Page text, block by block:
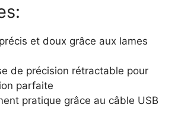
et doux grâce aux lames
de précision rétractable pour
parfaite
pratique grâce au câble USB